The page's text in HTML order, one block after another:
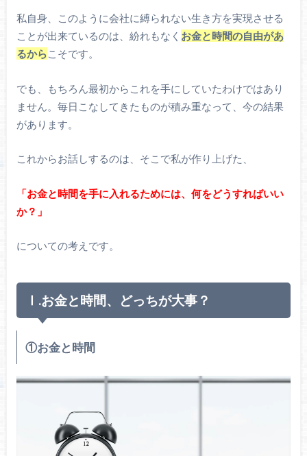
私自身、このように会社に縛られない生き方を実現させる
ことが出来ているのは、紛れもなく お金と時間の自由があ
るからこそです。
でも、もちろん最初からこれを手にしていたわけではあり
ません。毎日こなしてきたものが積み重なって、今の結果
があります。
これからお話しするのは、そこで私が作り上げた、
「お金と時間を手に入れるためには、何をどうすればいい
か？」
についての考えです。
Ⅰ.お金と時間、どっちが大事？
①お金と時間